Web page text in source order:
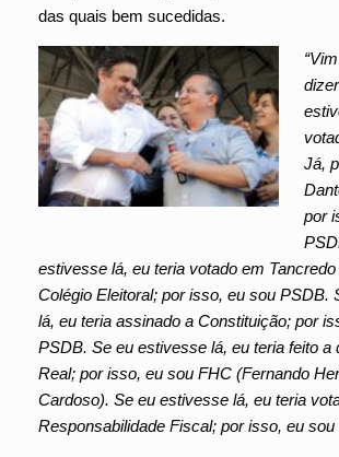
das quais bem sucedidas.
Já,
por
estivesse lá, eu teria votado em
Colégio Eleitoral; por isso, eu sou PSDB.
lá, eu teria assinado a Constituição; por
PSDB. Se eu estivesse lá, eu teria feito a
Real; por isso, eu sou FHC (Fernando
Cardoso). Se eu estivesse lá, eu teria
Responsabilidade Fiscal; por isso, eu sou